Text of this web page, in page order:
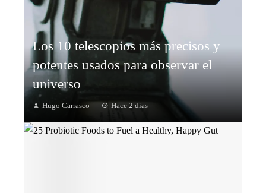
Los 10 telescopios más precisos y
potentes usados para observar el
universo
Hugo Carrasco Hace 2 días